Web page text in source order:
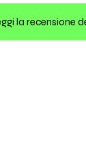
la recensione